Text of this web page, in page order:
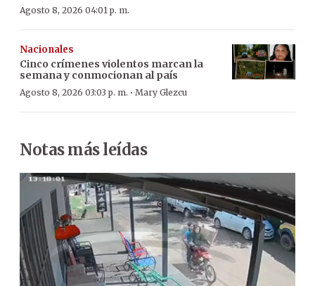
Agosto 8, 2026 04:01 p. m.
Nacionales
Cinco crímenes violentos marcan la
semana y conmocionan al país
Agosto 8, 2026 03:03 p. m. · Mary Glezcu
Notas más leídas